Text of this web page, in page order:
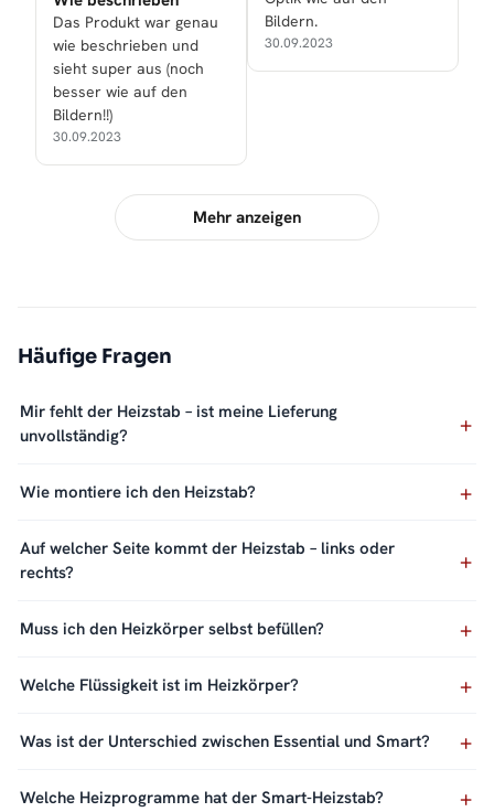
Das Produkt war genau
wie beschrieben und
sieht super aus (noch
besser wie auf den
Bildern!!)
30.09.2023
Bildern.
30.09.2023
Mehr anzeigen
Häufige Fragen
Mir fehlt der Heizstab – ist meine Lieferung
unvollständig?
Wie montiere ich den Heizstab?
Auf welcher Seite kommt der Heizstab – links oder
rechts?
Muss ich den Heizkörper selbst befüllen?
Welche Flüssigkeit ist im Heizkörper?
Was ist der Unterschied zwischen Essential und Smart?
Welche Heizprogramme hat der Smart-Heizstab?